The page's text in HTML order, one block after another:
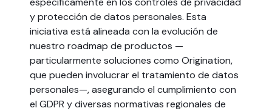
y protección de datos personales. Esta
iniciativa está alineada con la evolución de
nuestro roadmap de productos —
particularmente soluciones como Origination,
que pueden involucrar el tratamiento de datos
personales—, asegurando el cumplimiento con
el GDPR y diversas normativas regionales de